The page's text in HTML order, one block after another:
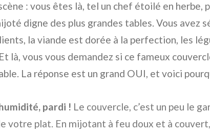
: vous êtes là, tel un chef étoilé en herbe,
digne des plus grandes tables. Vous avez
la viande est dorée à la perfection, les
là, vous vous demandez si ce fameux
La réponse est un grand OUI, et voici
pardi ! Le couvercle, c’est un peu le
votre plat. En mijotant à feu doux et à